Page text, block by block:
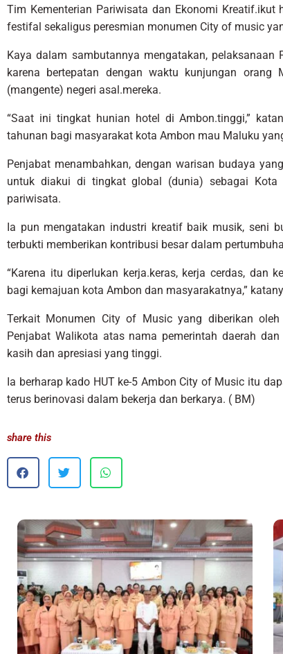
Tim Kementerian Pariwisata dan Ekonomi
festifal sekaligus peresmian monumen City of music
Kaya dalam sambutannya mengatakan,
karena bertepatan dengan waktu kunjungan
(mangente) negeri asal.mereka.
“Saat ini tingkat hunian hotel di Ambon.tinggi,”
tahunan bagi masyarakat kota Ambon mau Maluku
Penjabat menambahkan, dengan warisan budaya
untuk diakui di tingkat global (dunia) sebagai Kota
pariwisata.
Ia pun mengatakan industri kreatif baik musik, seni
terbukti memberikan kontribusi besar dalam
“Karena itu diperlukan kerja.keras, kerja cerdas, dan
bagi kemajuan kota Ambon dan masyarakatnya,”
Terkait Monumen City of Music yang diberikan
Penjabat Walikota atas nama pemerintah daerah
kasih dan apresiasi yang tinggi.
Ia berharap kado HUT ke-5 Ambon City of Music itu
terus berinovasi dalam bekerja dan berkarya. ( BM)
share this